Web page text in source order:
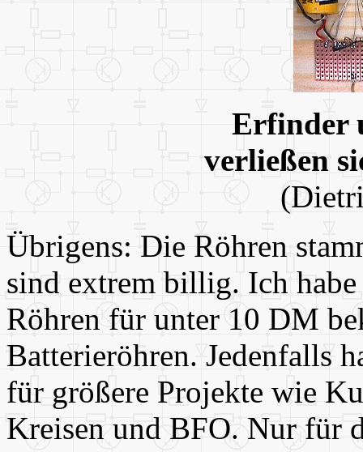
Erfinder
verließen
Übrigens: Die Röhren
sind extrem billig. Ich
Röhren für unter 10 DM
Batterieröhren. Jedenfalls
für größere Projekte wie
Kreisen und BFO. Nur für